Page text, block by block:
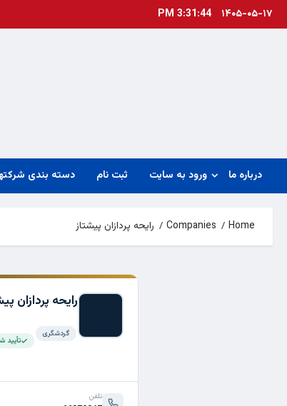
Skip۱۴۰۵-۰۵-۱۷ 3:31:44 PM
درباره ما ورود به سایت ثبت نام دسته بندی
Home
Companies رایحه پردازان پیشتاز
رایحه پردازان
گردشگری
تأیید
تلفن